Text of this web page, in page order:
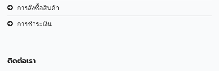
การสั่งซื้อสินค้า
การชำระเงิน
ติดต่อเรา